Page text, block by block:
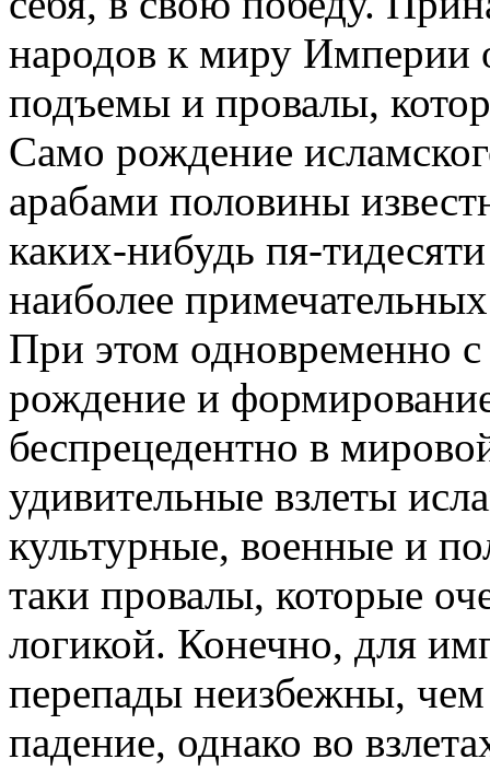
народов к миру Империи
подъемы и провалы,
Само рождение
арабами половины
каких-нибудь пя-
наиболее
При этом одновременно
рождение и
беспрецедентно в
удивительные взлеты
культурные, военные и
таки провалы, которые
логикой. Конечно, для
перепады неизбежны, чем
падение, однако во